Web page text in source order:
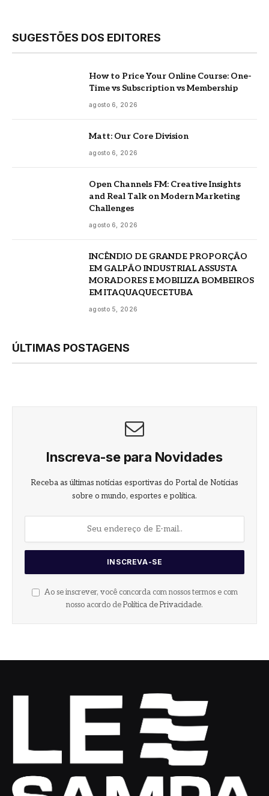
SUGESTÕES DOS EDITORES
How to Price Your Online Course: One-
Time vs Subscription vs Membership
agosto 6, 2026
Matt: Our Core Division
agosto 6, 2026
Open Channels FM: Creative Insights
and Real Talk on Modern Marketing
Challenges
agosto 6, 2026
INCÊNDIO DE GRANDE PROPORÇÃO
EM GALPÃO INDUSTRIAL ASSUSTA
MORADORES E MOBILIZA BOMBEIROS
EM ITAQUAQUECETUBA
agosto 5, 2026
ÚLTIMAS POSTAGENS
Inscreva-se para Novidades
Receba as últimas notícias esportivas do Portal de Notícias
sobre o mundo, esportes e política.
Ao se inscrever, você concorda com nossos termos e com
nosso acordo de Política de Privacidade.